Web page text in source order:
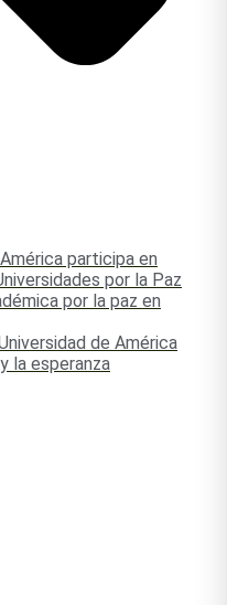
participa en
por la Paz
por la paz en
de América
la esperanza